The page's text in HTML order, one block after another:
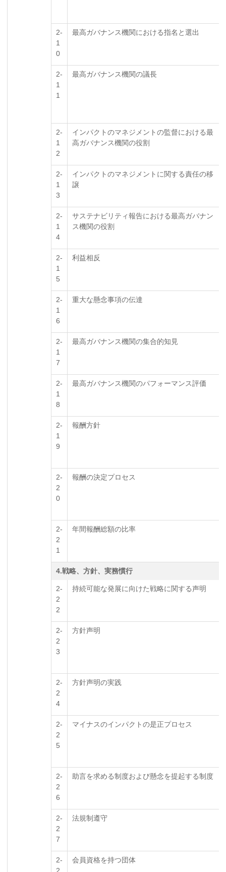
2-
1
0
最高ガバナンス機関における指名と選出
2-
1
1
最高ガバナンス機関の議長
2-
1
2
インパクトのマネジメントの監督における最
高ガバナンス機関の役割
2-
1
3
インパクトのマネジメントに関する責任の移
譲
2-
1
4
サステナビリティ報告における最高ガバナン
ス機関の役割
2-
1
5
利益相反
2-
1
6
重大な懸念事項の伝達
2-
1
7
最高ガバナンス機関の集合的知見
2-
1
8
最高ガバナンス機関のパフォーマンス評価
2-
1
9
報酬方針
2-
2
0
報酬の決定プロセス
2-
2
1
年間報酬総額の比率
4.戦略、方針、実務慣行
2-
2
2
持続可能な発展に向けた戦略に関する声明
2-
2
3
方針声明
2-
2
4
方針声明の実践
2-
2
5
マイナスのインパクトの是正プロセス
2-
2
6
助言を求める制度および懸念を提起する制度
2-
2
7
法規制遵守
2-
会員資格を持つ団体